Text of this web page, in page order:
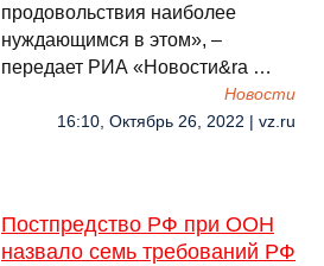
продовольствия наиболее
нуждающимся в этом», –
передает РИА «Новости&ra …
Новости
16:10, Октябрь 26, 2022 | vz.ru
Постпредство РФ при ООН
назвало семь требований РФ